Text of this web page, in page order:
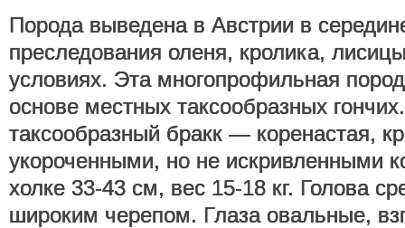
Порода выведена в Австрии в
преследования оленя, кролика,
условиях. Эта многопрофильная
основе местных таксообразных
таксообразный бракк — коренастая,
укороченными, но не искривленными
холке 33-43 см, вес 15-18 кг. Голова
широким черепом. Глаза овальные,